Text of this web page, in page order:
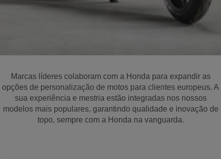
Marcas líderes colaboram com a Honda para expandir as
opções de personalização de motos para clientes europeus. A
sua experiência e mestria estão integradas nos nossos
modelos mais populares, garantindo qualidade e inovação de
topo, sempre com a Honda na vanguarda.